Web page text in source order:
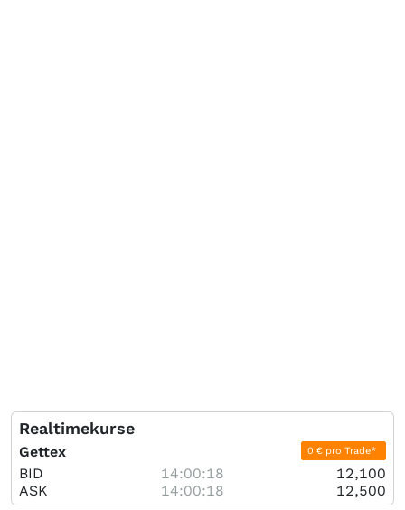
Realtimekurse
Gettex 0 € pro Trade*
BID 14:00:18
12,100
ASK
14:00:18 12,500